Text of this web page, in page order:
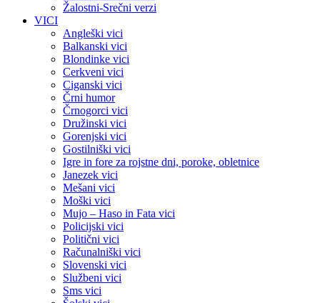
Žalostni-Srečni verzi
VICI
Angleški vici
Balkanski vici
Blondinke vici
Cerkveni vici
Ciganski vici
Črni humor
Črnogorci vici
Družinski vici
Gorenjski vici
Gostilniški vici
Igre in fore za rojstne dni, poroke, obletnice
Janezek vici
Mešani vici
Moški vici
Mujo – Haso in Fata vici
Policijski vici
Politični vici
Računalniški vici
Slovenski vici
Službeni vici
Sms vici